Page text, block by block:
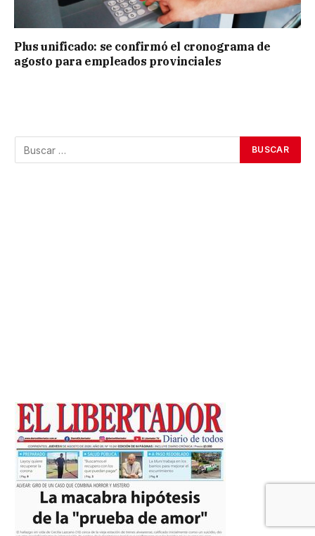
Plus unificado: se confirmó el cronograma de
agosto para empleados provinciales